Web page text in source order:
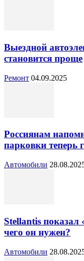
Выездной
становится проще
Ремонт 04.09.2025
Россиянам
парковки теперь
Автомобили
Stellantis
чего он нужен?
Автомобили